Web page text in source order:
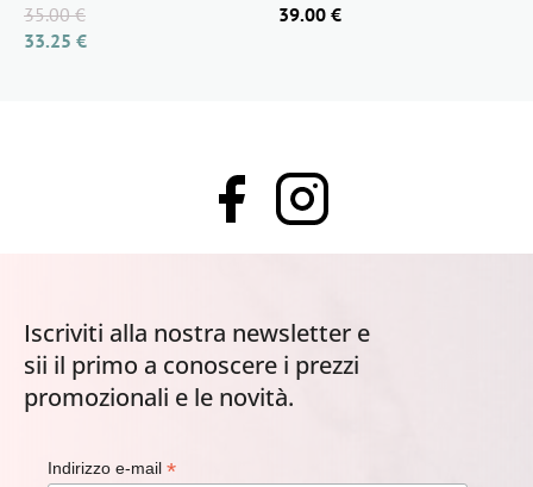
35.00 €
33.25 €
39.00 €
Iscriviti alla nostra newsletter e
sii il primo a conoscere i prezzi
promozionali e le novità.
Indirizzo e-mail *